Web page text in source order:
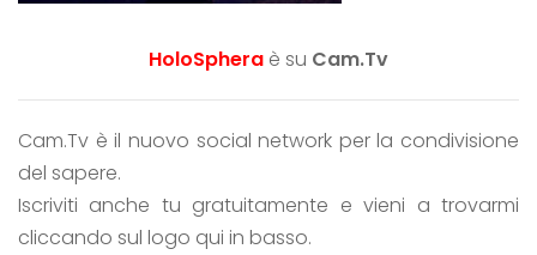
HoloSphera è su Cam.Tv
Cam.Tv è il nuovo social network per la condivisione
del sapere.
Iscriviti anche tu gratuitamente e vieni a trovarmi
cliccando sul logo qui in basso.